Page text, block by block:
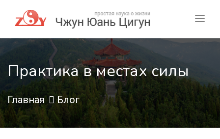
Практика в местах силы
Главная Блог